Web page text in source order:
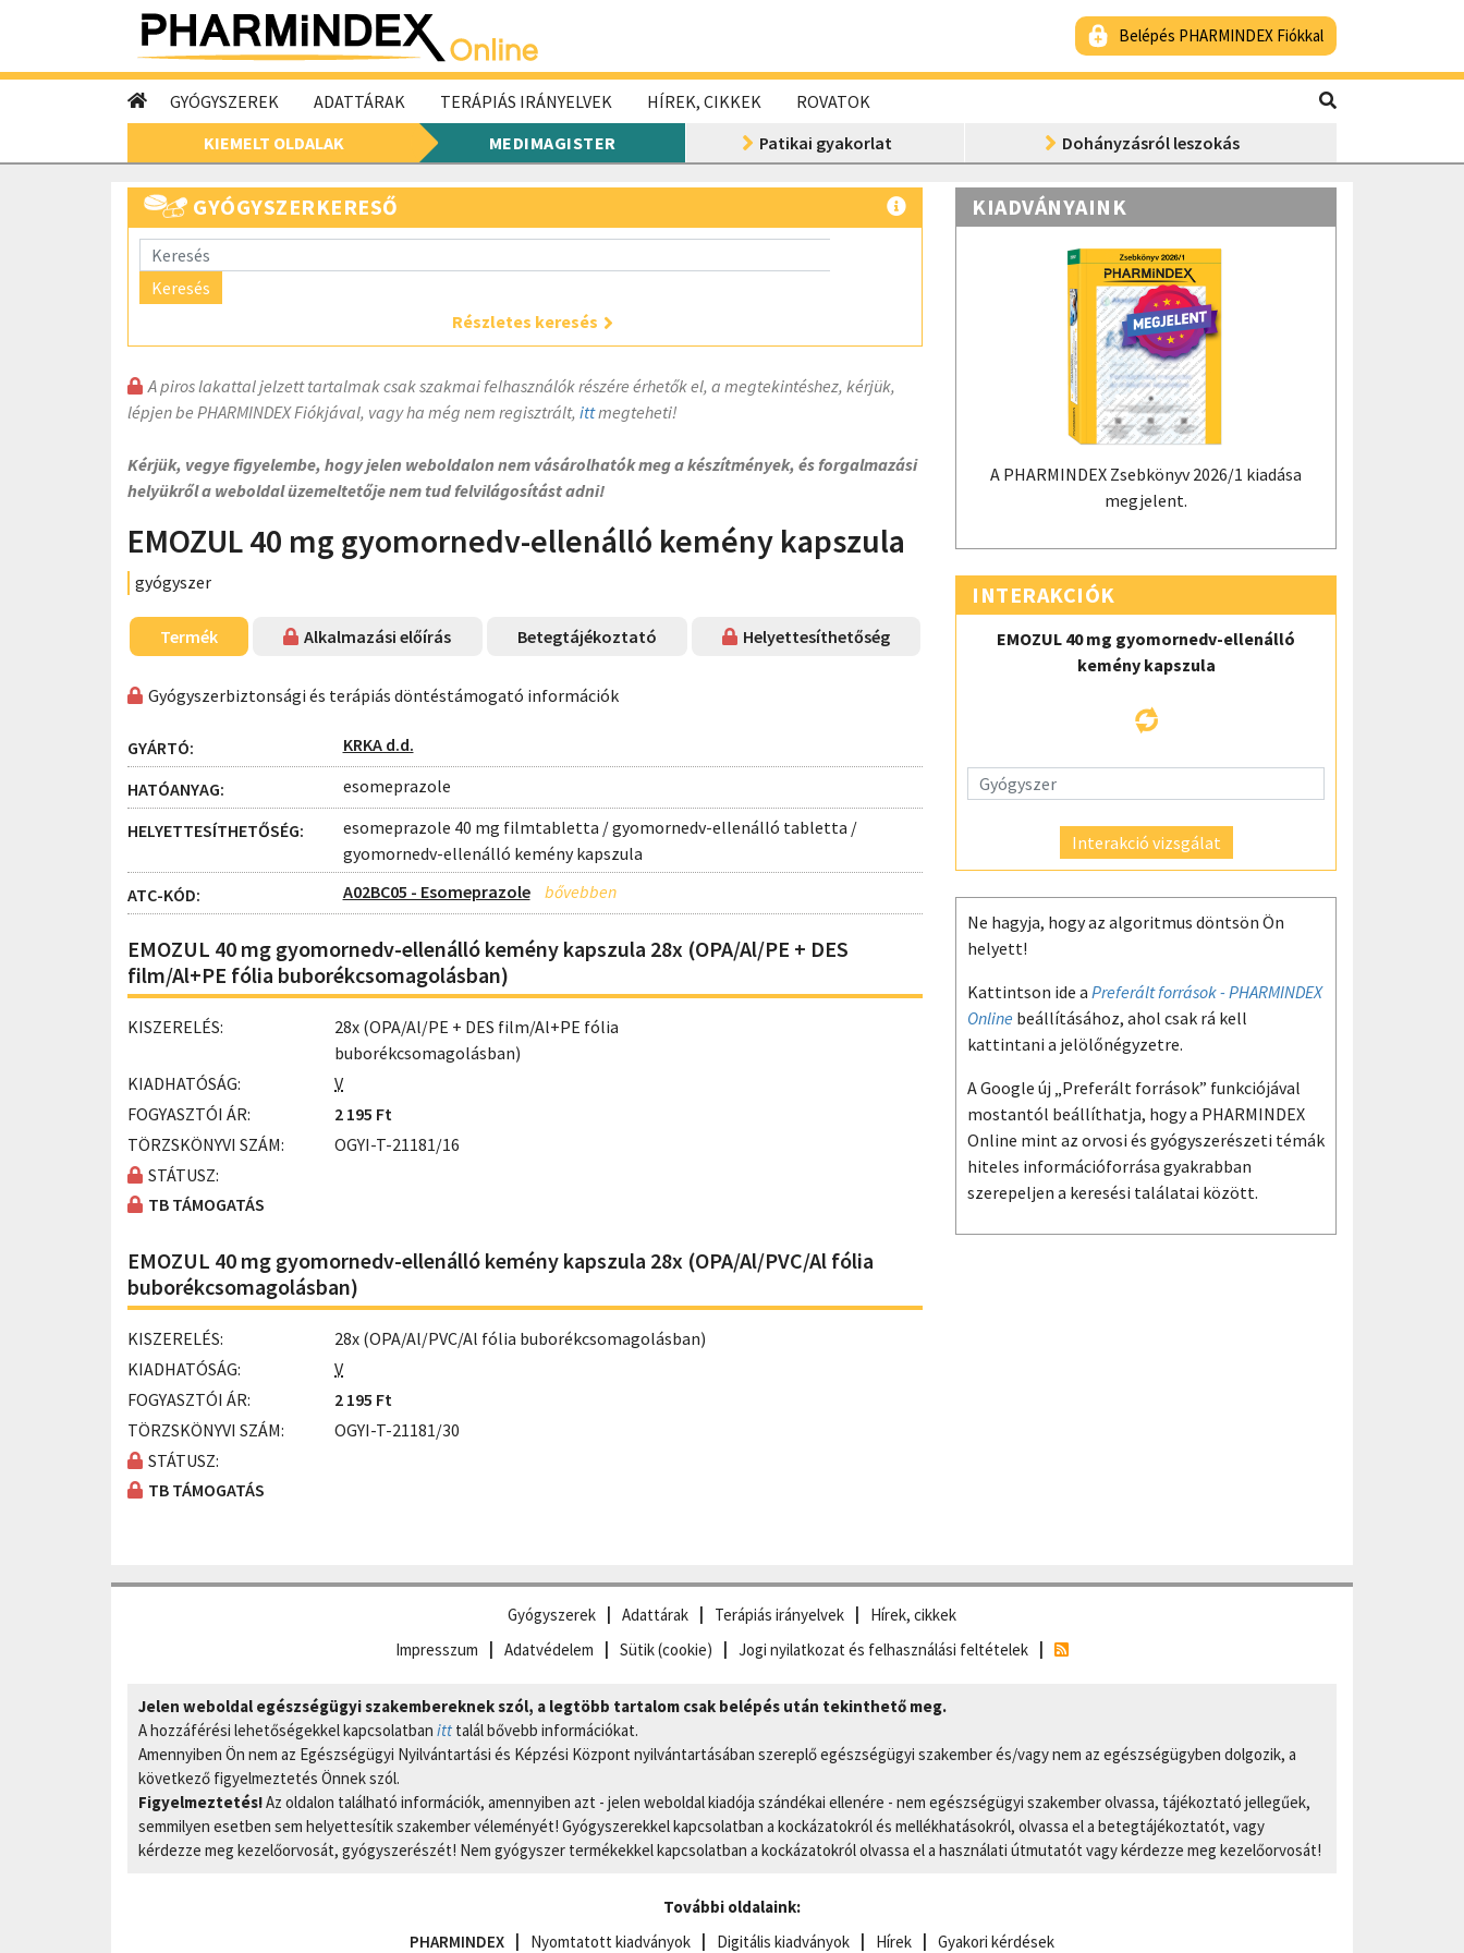
Belépés PHARMINDEX Fiókkal
GYÓGYSZEREK ADATTÁRAK TERÁPIÁS IRÁNYELVEK HÍREK, CIKKEK
ROVATOK
KIEMELT OLDALAK
MEDIMAGISTER Patikai gyakorlat Dohányzásról leszokás
GYÓGYSZERKERESŐ
Keresés
Részletes keresés
A piros lakattal jelzett tartalmak csak szakmai felhasználók részére érhetők el, a megtekintéshez, kérjük,
lépjen be PHARMINDEX Fiókjával, vagy ha még nem regisztrált, ittmegteheti!
Kérjük, vegye figyelembe, hogy jelen weboldalon nem vásárolhatók meg a készítmények, és forgalmazási
helyükről a weboldal üzemeltetője nem tud felvilágosítást adni!
EMOZUL 40 mg gyomornedv-ellenálló kemény kapszula
gyógyszer
Termék Alkalmazási előírás Betegtájékoztató Helyettesíthetőség
Gyógyszerbiztonsági és terápiás döntéstámogató információk
GYÁRTÓ: KRKA d.d.
HATÓANYAG: esomeprazole
HELYETTESÍTHETŐSÉG:
esomeprazole 40 mg filmtabletta / gyomornedv-ellenálló tabletta /
gyomornedv-ellenálló kemény kapszula
ATC-KÓD:
A02BC05 - Esomeprazole
EMOZUL 40 mg gyomornedv-ellenálló kemény kapszula 28x (OPA/Al/PE + DES
film/Al+PE fólia buborékcsomagolásban)
KISZERELÉS:
28x (OPA/Al/PE + DES film/Al+PE fólia
buborékcsomagolásban)
KIADHATÓSÁG:
V
FOGYASZTÓI ÁR:
2 195 Ft
TÖRZSKÖNYVI SZÁM:
OGYI-T-21181/16
STÁTUSZ:
TB TÁMOGATÁS
EMOZUL 40 mg gyomornedv-ellenálló kemény kapszula 28x (OPA/Al/PVC/Al fólia
buborékcsomagolásban)
KISZERELÉS:
28x (OPA/Al/PVC/Al fólia buborékcsomagolásban)
KIADHATÓSÁG:
V
FOGYASZTÓI ÁR:
2 195 Ft
TÖRZSKÖNYVI SZÁM:
OGYI-T-21181/30
STÁTUSZ:
TB TÁMOGATÁS
KIADVÁNYAINK
A PHARMINDEX Zsebkönyv 2026/1 kiadása
megjelent.
INTERAKCIÓK
EMOZUL 40 mg gyomornedv-ellenálló
kemény kapszula
Interakció vizsgálat
Ne hagyja, hogy az algoritmus döntsön Ön
helyett!
Kattintson ide a Preferált források - PHARMINDEX
Online beállításához, ahol csak rá kell
kattintani a jelölőnégyzetre.
A Google új „Preferált források” funkciójával
mostantól beállíthatja, hogy a PHARMINDEX
Online mint az orvosi és gyógyszerészeti témák
hiteles információforrása gyakrabban
szerepeljen a keresési találatai között.
Gyógyszerek Adattárak Terápiás irányelvek
Hírek, cikkek
Impresszum
Adatvédelem Sütik (cookie) Jogi nyilatkozat és felhasználási feltételek
Jelen weboldal egészségügyi szakembereknek szól, a legtöbb tartalom csak belépés után tekinthető meg.
A hozzáférési lehetőségekkel kapcsolatban itt talál bővebb információkat.
Amennyiben Ön nem az Egészségügyi Nyilvántartási és Képzési Központ nyilvántartásában szereplő egészségügyi szakember és/vagy nem az egészségügyben dolgozik, a
következő figyelmeztetés Önnek szól.
Figyelmeztetés!Az oldalon található információk, amennyiben azt - jelen weboldal kiadója szándékai ellenére - nem egészségügyi szakember olvassa, tájékoztató jellegűek,
semmilyen esetben sem helyettesítik szakember véleményét! Gyógyszerekkel kapcsolatban a kockázatokról és mellékhatásokról, olvassa el a betegtájékoztatót, vagy
kérdezze meg kezelőorvosát, gyógyszerészét! Nem gyógyszer termékekkel kapcsolatban a kockázatokról olvassa el a használati útmutatót vagy kérdezze meg kezelőorvosát!
További oldalaink:
PHARMINDEX
Nyomtatott kiadványok Digitális kiadványok Hírek Gyakori kérdések